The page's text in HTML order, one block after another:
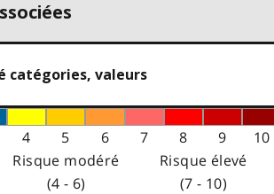
catégories, valeurs
4 5 6 7 8 9
10
Risque modéré
(4 - 6)
Risque élevé
(7 - 10)